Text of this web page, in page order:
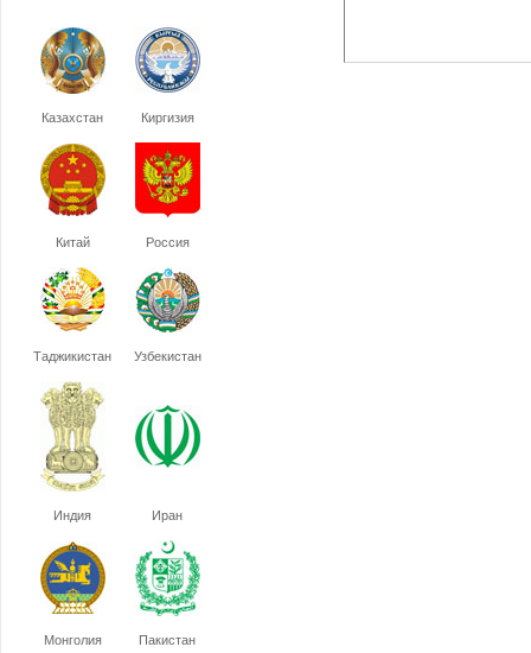
Казахстан Киргизия
Китай Россия
Таджикистан Узбекистан
Индия Иран
Монголия Пакистан